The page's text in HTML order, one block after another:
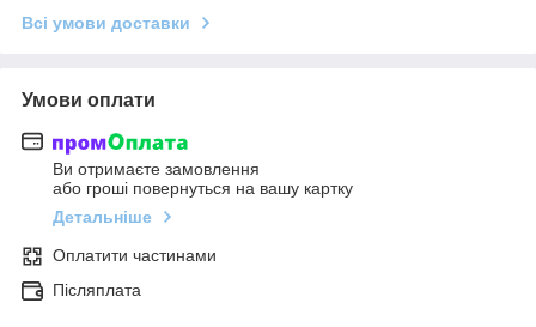
Всі умови доставки
Умови оплати
Ви отримаєте замовлення
або гроші повернуться на вашу картку
Детальніше
Оплатити частинами
Післяплата